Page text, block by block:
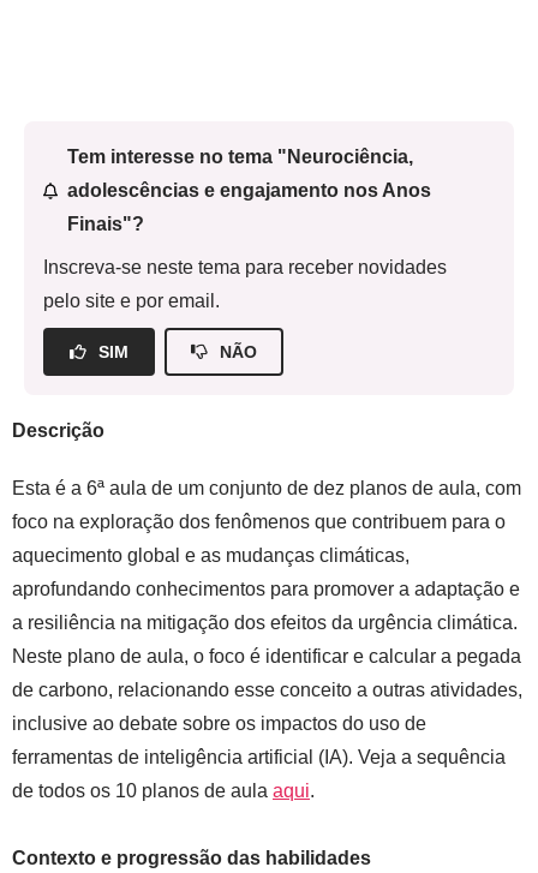
Tem interesse no tema "Neurociência,
adolescências e engajamento nos Anos
Finais"?
Inscreva-se neste tema para receber novidades
pelo site e por email.
SIM NÃO
Descrição
Esta é a 6ª aula de um conjunto de dez planos de aula, com
foco na exploração dos fenômenos que contribuem para o
aquecimento global e as mudanças climáticas,
aprofundando conhecimentos para promover a adaptação e
a resiliência na mitigação dos efeitos da urgência climática.
Neste plano de aula, o foco é identificar e calcular a pegada
de carbono, relacionando esse conceito a outras atividades,
inclusive ao debate sobre os impactos do uso de
ferramentas de inteligência artificial (IA). Veja a sequência
de todos os 10 planos de aula aqui.
Contexto e progressão das habilidades